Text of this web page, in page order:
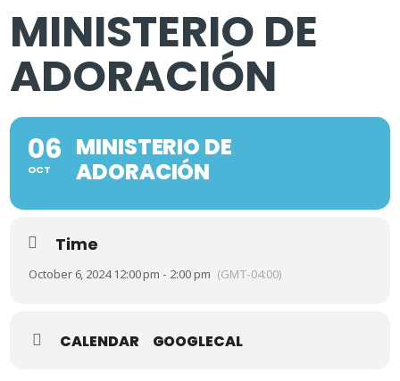
MINISTERIO DE
ADORACIÓN
06
OCT
MINISTERIO DE
ADORACIÓN
Time
October 6, 2024 12:00 pm - 2:00 pm (GMT-04:00)
CALENDAR GOOGLECAL